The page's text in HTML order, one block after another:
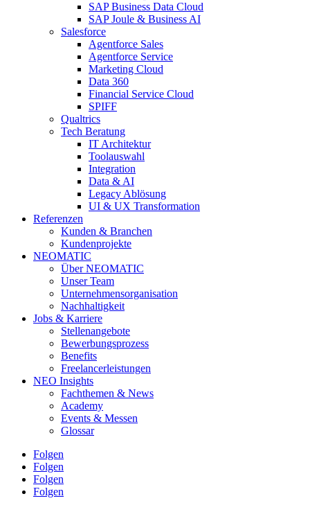
SAP Business Data Cloud
SAP Joule & Business AI
Salesforce
Agentforce Sales
Agentforce Service
Marketing Cloud
Data 360
Financial Service Cloud
SPIFF
Qualtrics
Tech Beratung
IT Architektur
Toolauswahl
Integration
Data & AI
Legacy Ablösung
UI & UX Transformation
Referenzen
Kunden & Branchen
Kundenprojekte
NEOMATIC
Über NEOMATIC
Unser Team
Unternehmensorganisation
Nachhaltigkeit
Jobs & Karriere
Stellenangebote
Bewerbungsprozess
Benefits
Freelancerleistungen
NEO Insights
Fachthemen & News
Academy
Events & Messen
Glossar
Folgen
Folgen
Folgen
Folgen